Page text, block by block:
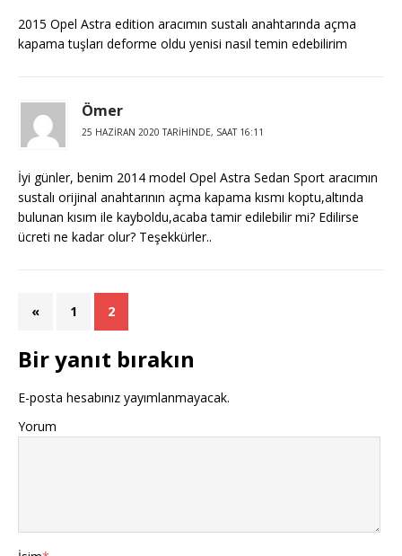
2015 Opel Astra edition aracımın sustalı anahtarında açma
kapama tuşları deforme oldu yenisi nasıl temin edebilirim
Ömer
25 HAZIRAN 2020 TARIHINDE, SAAT 16:11
İyi günler, benim 2014 model Opel Astra Sedan Sport aracımın
sustalı orijinal anahtarının açma kapama kısmı koptu,altında
bulunan kısım ile kayboldu,acaba tamir edilebilir mi? Edilirse
ücreti ne kadar olur? Teşekkürler..
« 1 2
Bir yanıt bırakın
E-posta hesabınız yayımlanmayacak.
Yorum